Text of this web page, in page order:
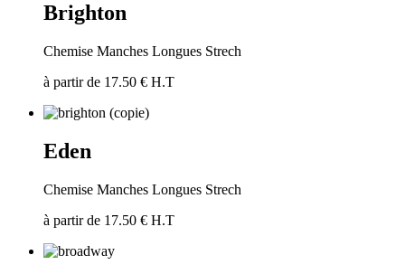
Brighton
Chemise Manches Longues Strech
à partir de 17.50 € H.T
Eden
Chemise Manches Longues Strech
à partir de 17.50 € H.T